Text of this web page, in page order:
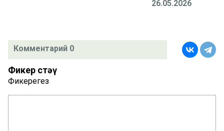
26.05.2026
Комментарий 0
Фикер өстәү
Фикерегез